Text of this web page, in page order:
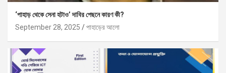
‘পাহাড় থেকে সেনা হটাও’ দাবির পেছনে কারণ কী?
September 28, 2025
পাহাড়ের আলো